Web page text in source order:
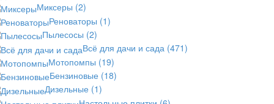
Миксеры (2)
Реноваторы (1)
Пылесосы (2)
Всё для дачи и сада (471)
Мотопомпы (19)
Бензиновые (18)
Дизельные (1)